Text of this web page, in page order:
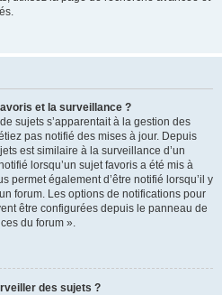
et la surveillance ?
sujets s’apparentait à la gestion des
pas notifié des mises à jour. Depuis
est similaire à la surveillance d’un
lorsqu’un sujet favoris a été mis à
permet également d’être notifié lorsqu’il y
forum. Les options de notifications pour
être configurées depuis le panneau de
du forum ».
des sujets ?